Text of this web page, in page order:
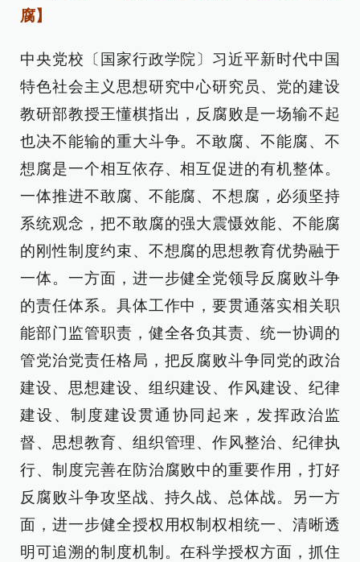
腐】
中央党校〔国家行政学院〕习近平新时代中国
特色社会主义思想研究中心研究员、党的建设
教研部教授王懂棋指出，反腐败是一场输不起
也决不能输的重大斗争。不敢腐、不能腐、不
想腐是一个相互依存、相互促进的有机整体。
一体推进不敢腐、不能腐、不想腐，必须坚持
系统观念，把不敢腐的强大震慑效能、不能腐
的刚性制度约束、不想腐的思想教育优势融于
一体。一方面，进一步健全党领导反腐败斗争
的责任体系。具体工作中，要贯通落实相关职
能部门监管职责，健全各负其责、统一协调的
管党治党责任格局，把反腐败斗争同党的政治
建设、思想建设、组织建设、作风建设、纪律
建设、制度建设贯通协同起来，发挥政治监
督、思想教育、组织管理、作风整治、纪律执
行、制度完善在防治腐败中的重要作用，打好
反腐败斗争攻坚战、持久战、总体战。另一方
面，进一步健全授权用权制权相统一、清晰透
明可追溯的制度机制。在科学授权方面，抓住